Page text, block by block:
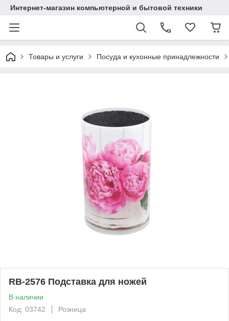
Интернет-магазин компьютерной и бытовой техники
Товары и услуги Посуда и кухонные принадлежности
RB-2576 Подставка для ножей
В наличии
Код: 03742
Розница